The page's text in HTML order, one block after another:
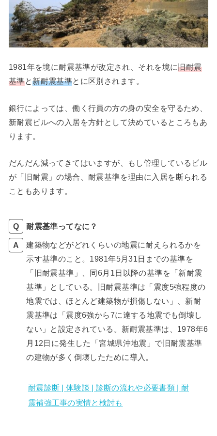
1981年を境に耐震基準が改定され、それを境に旧耐震
基準と新耐震基準とに区別されます。
銀行によっては、働く行員の方の身の安全を守るため、
新耐震ビルへの入居を方針として決めているところもあ
ります。
だんだん減ってきてはいますが、もし管理しているビル
が「旧耐震」の場合、耐震基準を理由に入居を断られる
こともあります。
耐震基準ってなに？
建築物などがどれくらいの地震に耐えられるかを
示す基準のこと。1981年5月31日までの基準を
「旧耐震基準」、同6月1日以降の基準を「新耐震
基準」としている。旧耐震基準は「震度5強程度の
地震では、ほとんど建築物が損傷しない」、新耐
震基準は「震度6強から7に達する地震でも倒壊し
ない」と設定されている。新耐震基準は、1978年6
月12日に発生した「宮城県沖地震」で旧耐震基準
の建物が多く倒壊し たために導入。
耐震診断 | 体験談 | 診断の流れや必要書類 | 耐
震補強工事の実情と検討も